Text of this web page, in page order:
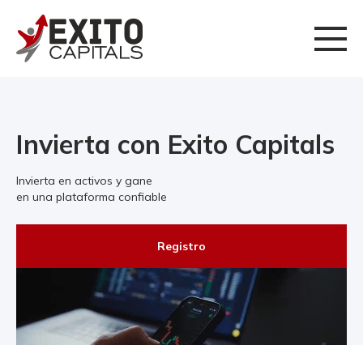
Invierta con Exito Capitals
Invierta en activos y gane
en una plataforma confiable
Registro